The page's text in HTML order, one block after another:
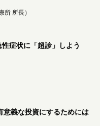
所 所長）
症状に「超診」しよう
意義な投資にするためには